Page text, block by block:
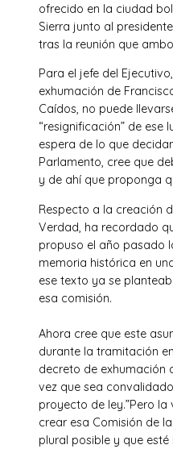
ofrecido en la ciudad
Sierra junto al
tras la reunión que
Para el jefe del
exhumación de
Caídos, no puede
“resignificación” de ese
espera de lo que
Parlamento, cree que
y de ahí que proponga
Respecto a la creación
Verdad, ha recordado
propuso el año pasado
memoria histórica en
ese texto ya se
esa comisión.
Ahora cree que este
durante la tramitación
decreto de exhumación
vez que sea
proyecto de ley.”Pero
crear esa Comisión de
plural posible y que